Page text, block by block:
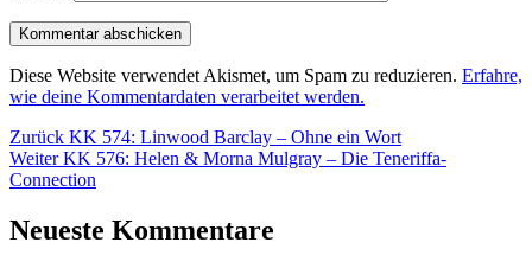
Diese Website verwendet Akismet, um Spam zu reduzieren. Erfahre,
wie deine Kommentardaten verarbeitet werden.
Beitragsnavigation
Zurück Vorheriger
Beitrag:
KK 574: Linwood Barclay – Ohne ein Wort
Weiter Nächster
Beitrag:
KK 576: Helen & Morna Mulgray – Die Teneriffa-
Connection
Neueste Kommentare